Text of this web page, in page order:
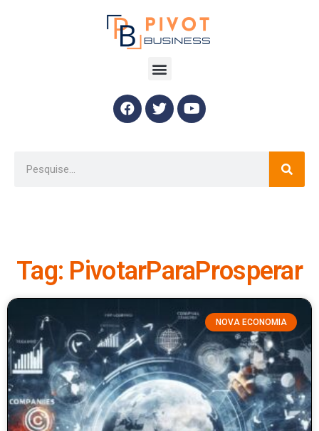
Tag: PivotarParaProsperar
NOVA ECONOMIA